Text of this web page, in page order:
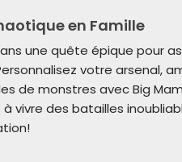
en Famille
une quête épique pour
votre arsenal,
de monstres avec Big
vivre des batailles